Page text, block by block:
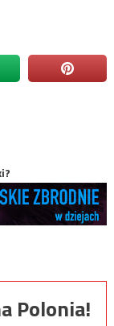
Polonia!